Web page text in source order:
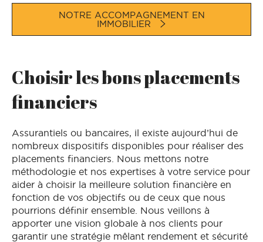
NOTRE ACCOMPAGNEMENT EN
IMMOBILIER
Choisir les bons placements
financiers
Assurantiels ou bancaires, il existe aujourd’hui de
nombreux dispositifs disponibles pour réaliser des
placements financiers. Nous mettons notre
méthodologie et nos expertises à votre service pour
aider à choisir la meilleure solution financière en
fonction de vos objectifs ou de ceux que nous
pourrions définir ensemble. Nous veillons à
apporter une vision globale à nos clients pour
garantir une stratégie mêlant rendement et sécurité